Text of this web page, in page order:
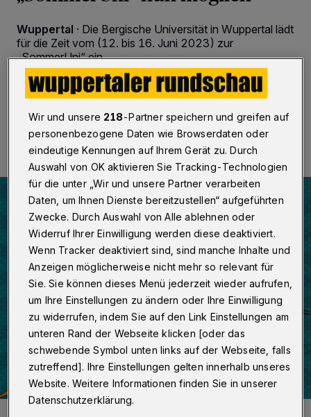
Wuppertal · Die Bergische Universität in Wuppertal lädt
für die Zeit vom (12. bis 16. Juni 2023) zur
„SommerUni“ ein.
14.03.2023 , 12:00 Uhr Eine Minute Lesezeit
Wir und unsere 218-Partner speichern und greifen auf
personenbezogene Daten wie Browserdaten oder
eindeutige Kennungen auf Ihrem Gerät zu. Durch
Auswahl von OK aktivieren Sie Tracking-Technologien
für die unter „Wir und unsere Partner verarbeiten
Daten, um Ihnen Dienste bereitzustellen“ aufgeführten
Zwecke. Durch Auswahl von Alle ablehnen oder
Widerruf Ihrer Einwilligung werden diese deaktiviert.
Wenn Tracker deaktiviert sind, sind manche Inhalte und
Anzeigen möglicherweise nicht mehr so relevant für
Sie. Sie können dieses Menü jederzeit wieder aufrufen,
um Ihre Einstellungen zu ändern oder Ihre Einwilligung
zu widerrufen, indem Sie auf den Link Einstellungen am
unteren Rand der Webseite klicken [oder das
schwebende Symbol unten links auf der Webseite, falls
zutreffend]. Ihre Einstellungen gelten innerhalb unseres
Website. Weitere Informationen finden Sie in unserer
Datenschutzerklärung.